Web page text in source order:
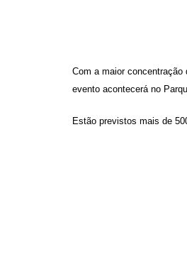
Com a maior
evento acontecerá no
Estão previstos mais de